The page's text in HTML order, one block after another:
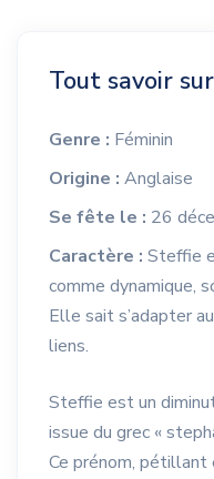
Tout savoir
Genre : Féminin
Origine : Anglaise
Se fête le : 26
Caractère : Steffie
comme dynamique,
Elle sait s’adapter
liens.
Steffie est un
issue du grec «
Ce prénom, pétillant